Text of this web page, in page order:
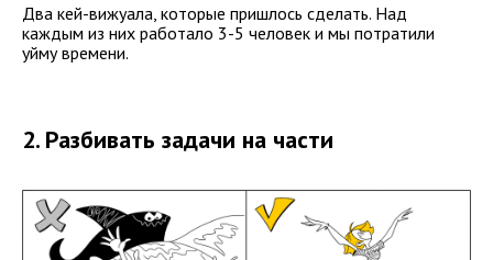
Два кей-вижуала, которые пришлось сделать. Над
каждым из них работало 3-5 человек и мы потратили
уйму времени.
2. Разбивать задачи на части